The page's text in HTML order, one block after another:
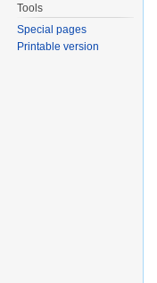
Tools
Special pages
Printable version